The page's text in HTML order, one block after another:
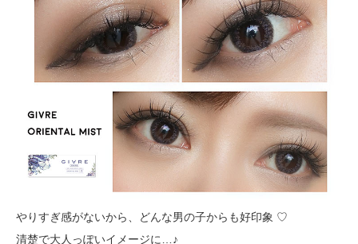
やりすぎ感がないから、どんな男の子からも好印象 ♡
清楚で大人っぽいイメージに…♪